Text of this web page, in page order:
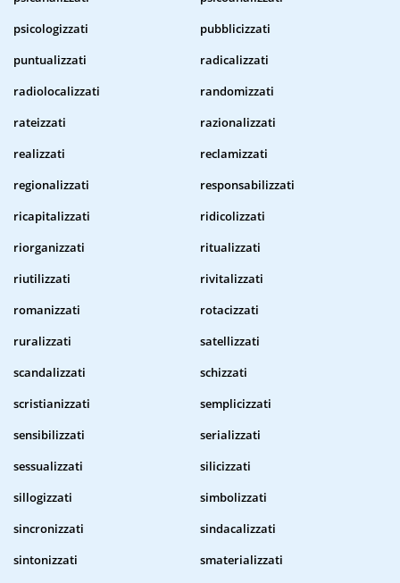
psicologizzati
pubblicizzati
puntualizzati
radicalizzati
radiolocalizzati
randomizzati
rateizzati
razionalizzati
realizzati
reclamizzati
regionalizzati
responsabilizzati
ricapitalizzati
ridicolizzati
riorganizzati
ritualizzati
riutilizzati
rivitalizzati
romanizzati
rotacizzati
ruralizzati
satellizzati
scandalizzati
schizzati
scristianizzati
semplicizzati
sensibilizzati
serializzati
sessualizzati
silicizzati
sillogizzati
simbolizzati
sincronizzati
sindacalizzati
sintonizzati
smaterializzati